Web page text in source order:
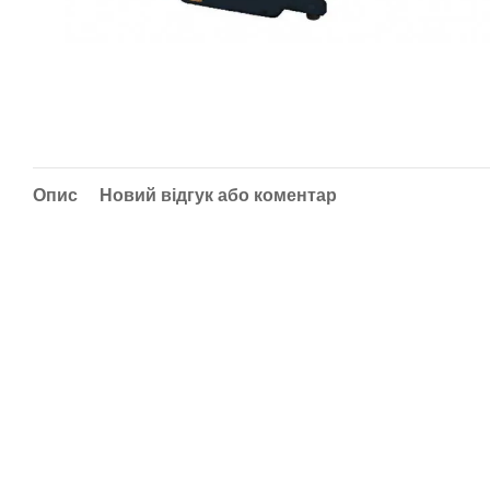
Опис Новий відгук або коментар